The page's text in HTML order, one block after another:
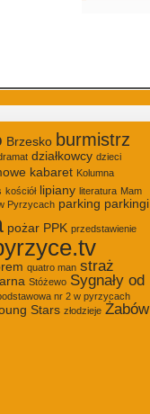
Brzesko burmistrz
działkowcy dzieci
kabaret Kolumna
kościół lipiany literatura Mam
Pyrzycach parking parkingi
pożar PPK przedstawienie
quatro man straż
Stóżewo Sygnały od
nr 2 w pyrzycach
Stars złodzieje Żabów